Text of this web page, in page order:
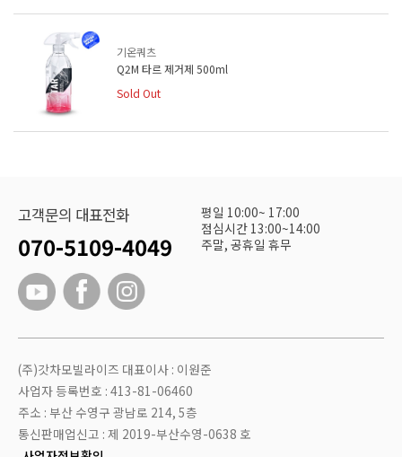
기온쿼츠
Q2M 타르 제거제 500ml
Sold Out
고객문의 대표전화
070-5109-4049
평일 10:00~ 17:00
점심시간 13:00~14:00
주말, 공휴일 휴무
(주)갓차모빌라이즈 대표이사 : 이원준
사업자 등록번호 : 413-81-06460
주소 : 부산 수영구 광남로 214, 5층
통신판매업신고 : 제 2019-부산수영-0638 호